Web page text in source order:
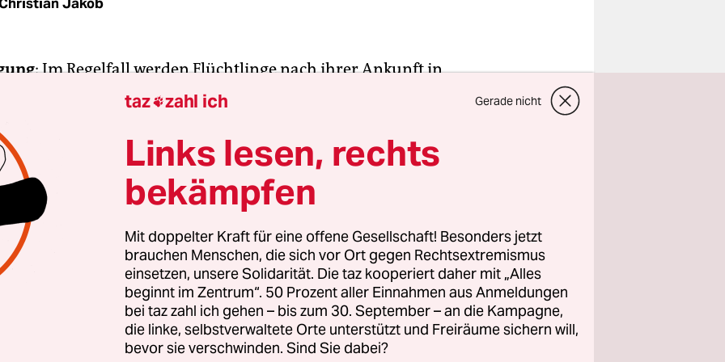
: Im Regelfall werden Flüchtlinge nach ihrer Ankunft in
zuerst in sogenannten Erstaufnahmeeinrichtungen
Plätze. Nach einigen Wochen werden die
dann gleichmäßig über alle Kommunen verteilt.
Asylverfahrens leben sie in meist deutlich kleineren
die oft privat betrieben und von den Kommunen bezahlt
Weiterverteilung soll für die SüdosteuropäerInnen in
werden. Sie sollen bis zur Abschiebung in
bleiben.
20 Jahre bekamen Flüchtlinge deutlich reduzierte
2012 monierte dies das Verfassungsgericht. Seit 2015
taz zahl ich Gerade nicht
Links lesen, rechts
bekämpfen
Mit doppelter Kraft für eine offene Gesellschaft! Besonders jetzt
brauchen Menschen, die sich vor Ort gegen Rechtsextremismus
einsetzen, unsere Solidarität. Die taz kooperiert daher mit „Alles
beginnt im Zentrum“. 50 Prozent aller Einnahmen aus Anmeldungen
bei taz zahl ich gehen – bis zum 30. September – an die Kampagne,
die linke, selbstverwaltete Orte unterstützt und Freiräume sichern will,
bevor sie verschwinden. Sind Sie dabei?